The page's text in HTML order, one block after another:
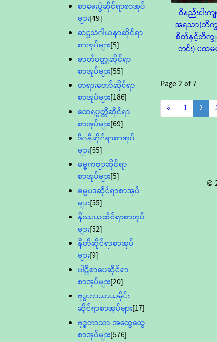
စာမေးပွဲဆိုင်ရာစာအုပ်
များ[49]
ဆဋ္ဌသံဂါယနာဆိုင်ရာ
စာအုပ်များ[5]
ဇာတ်၀တ္ထုဆိုင်ရာ
စာအုပ်များ[55]
တရားတော်ဆိုင်ရာ
စာအုပ်များ[186]
ထေရုပ္ပတ္တိဆိုင်ရာ
စာအုပ်များ[69]
ဒီပနီဆိုင်ရာစာအုပ်
များ[65]
ဓမ္မကဗျာဆိုင်ရာ
စာအုပ်များ[5]
ဓမ္မပဒဆိုင်ရာစာအုပ်
များ[55]
နိဿယဆိုင်ရာစာအုပ်
များ[52]
နီတိဆိုင်ရာစာအုပ်
များ[9]
ပါဠိစာပေဆိုင်ရာ
စာအုပ်များ[20]
ဗုဒ္ဓဘာသာသမိုင်း
ဆိုင်ရာစာအုပ်များ[17]
ဗုဒ္ဓဘာသာ-အထွေထွေ
စာအုပ်များ[576]
ဝိနည်းငါးကျ
အရသာ(ဘိက္
စိတ်နှင့်ဘိက္ခု
ဘင်း) ပထ
Page2of7
«
1 2
©